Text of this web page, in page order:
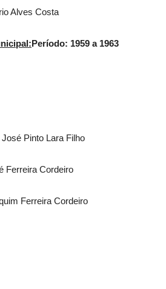
Alves Costa
Período: 1959 a 1963
Pinto Lara Filho
Ferreira Cordeiro
Ferreira Cordeiro